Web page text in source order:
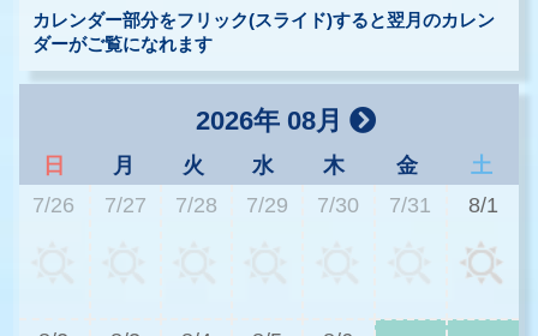
カレンダー部分をフリック(スライド)すると翌月のカレン
ダーがご覧になれます
2026年 08月
日 月 火 水 木 金
土
7/26
7/27 7/28 7/29 7/30 7/31 8/1